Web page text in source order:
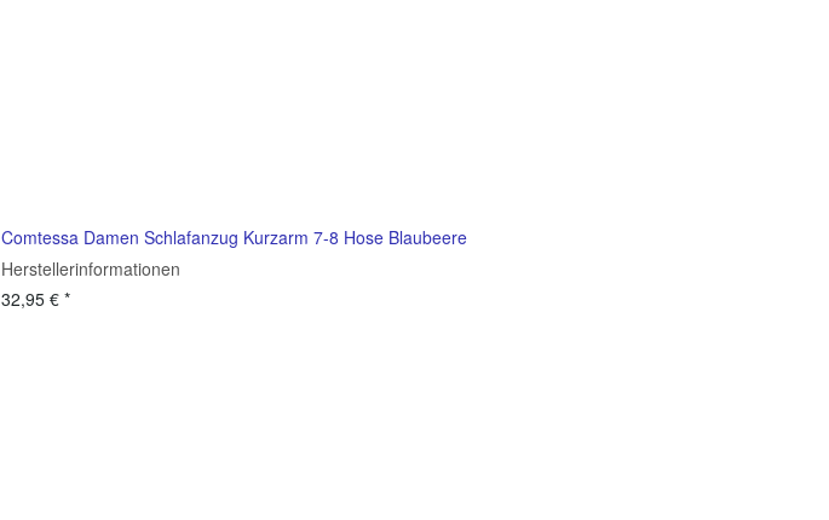
Comtessa Damen Schlafanzug Kurzarm 7-8 Hose Blaubeere
Herstellerinformationen
32,95 € *